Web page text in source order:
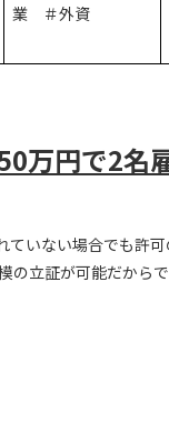
業 ＃外資
万円で2名
いない場合でも許
の立証が可能だから